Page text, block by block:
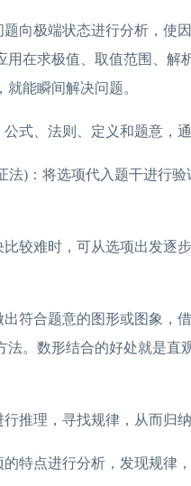
向极端状态进行分析，使
用在求极值、取值范围、解
能瞬间解决问题。
式、法则、定义和题意，
法)：将选项代入题干进行
较难时，可从选项出发逐
符合题意的图形或图象，
法。数形结合的好处就是直
推理，寻找规律，从而归
特点进行分析，发现规律